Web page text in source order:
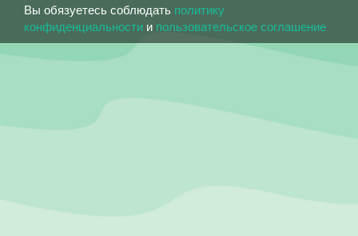
Вы обязуетесь соблюдать политику
конфиденциальности и пользовательское соглашение